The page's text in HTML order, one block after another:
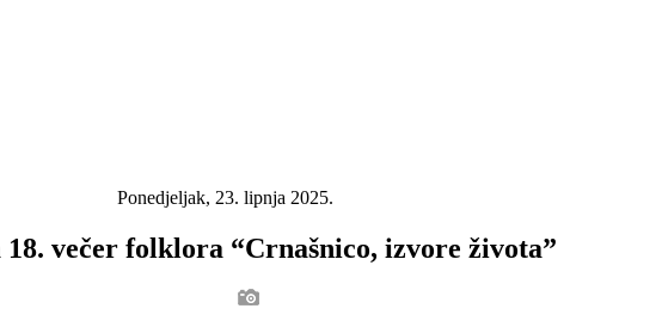
Ponedjeljak, 23. lipnja 2025.
18. večer folklora “Crnašnico, izvore života”